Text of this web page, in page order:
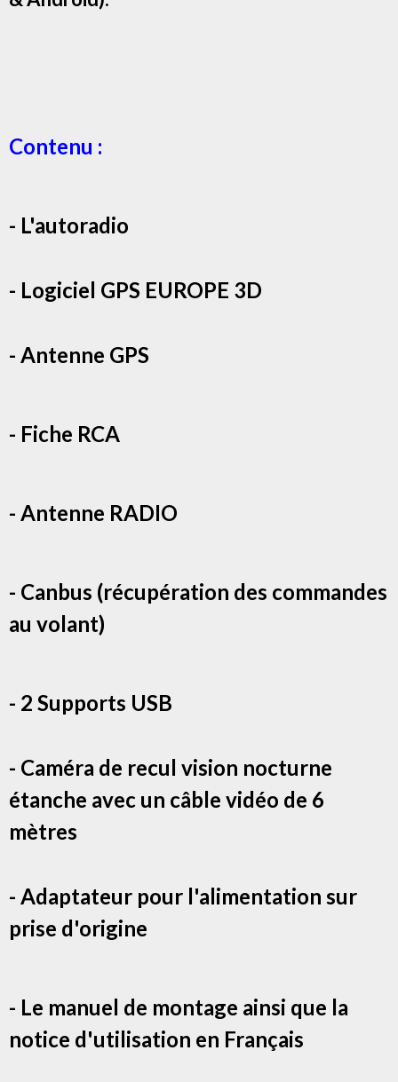
Contenu :
- L'autoradio
- Logiciel GPS EUROPE 3D
- Antenne GPS
- Fiche RCA
- Antenne RADIO
- Canbus (récupération des commandes
au volant)
- 2 Supports USB
- Caméra de recul vision nocturne
étanche avec un câble vidéo de 6
mètres
- Adaptateur pour l'alimentation sur
prise d'origine
- Le manuel de montage ainsi que la
notice d'utilisation en Français